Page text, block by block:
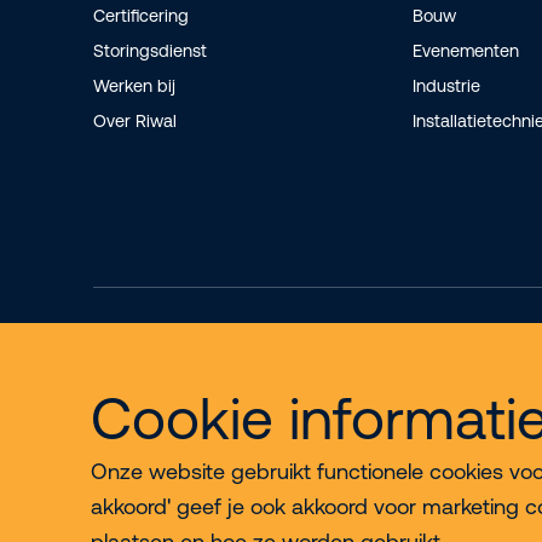
Cookie
Onze website gebruikt functionele cookies
akkoord' geef je ook akkoord voor marketing
Certificering
Storingsdienst
Werken bij
Over Riwal
Bouw
Evenementen
Industrie